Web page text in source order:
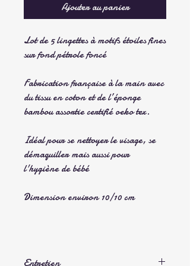
Ajouter au panier
Lot de 5 lingettes à motifs étoiles fines
sur fond pétrole foncé
Fabrication française à la main avec
du tissu en coton et de l’éponge
bambou assortie certifié oeko tex.
Idéal pour se nettoyer le visage, se
démaquiller mais aussi pour
l'hygiène de bébé
Dimension environ 10/10 cm
Entretien